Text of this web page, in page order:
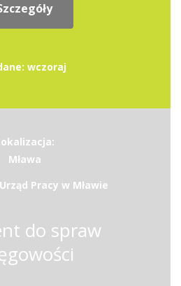
wczoraj
Mława
Pracy w Mławie
do spraw